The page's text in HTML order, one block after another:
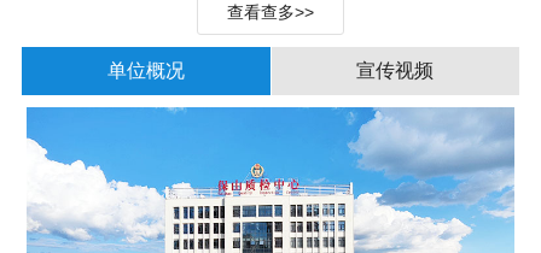
查看查多>>
单位概况 宣传视频